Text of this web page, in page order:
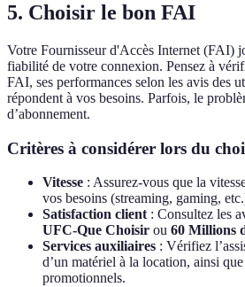
5. Choisir le bon FAI
Votre Fournisseur d'Accès Internet (FAI)
fiabilité de votre connexion. Pensez à
FAI, ses performances selon les avis des
répondent à vos besoins. Parfois, le
d’abonnement.
Critères à considérer lors du
Vitesse : Assurez-vous que la
vos besoins (streaming, gaming,
Satisfaction client : Consultez les
UFC-Que Choisir ou 60 Millions
Services auxiliaires : Vérifiez
d’un matériel à la location, ainsi
promotionnels.